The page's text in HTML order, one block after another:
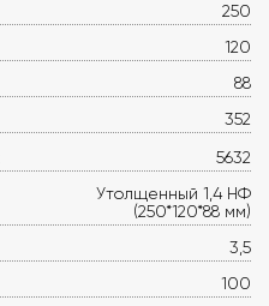
250
120
88
352
5632
Утолщенный 1,4 НФ
(250*120*88 мм)
3,5
100